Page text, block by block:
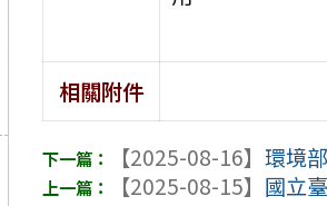
相關附件
【2025-08-16】環境
【2025-08-15】 國立